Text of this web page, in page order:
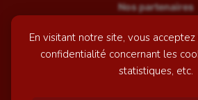
En visitant notre site, vous
confidentialité concernant les
statistiques, etc.
Nos partenaires
Recrutement
Mentions légales